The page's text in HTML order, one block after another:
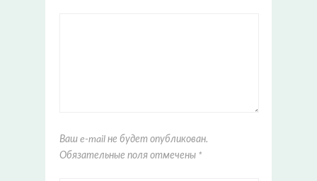
Ваш e-mail не будет опубликован.
Обязательные поля отмечены *